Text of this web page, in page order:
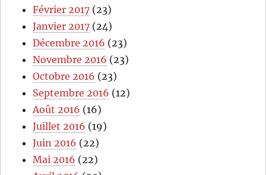
Février 2017 (23)
Janvier 2017 (24)
Décembre 2016 (23)
Novembre 2016 (23)
Octobre 2016 (23)
Septembre 2016 (12)
Août 2016 (16)
Juillet 2016 (19)
Juin 2016 (22)
Mai 2016 (22)